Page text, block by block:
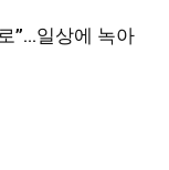
”…일상에 녹아